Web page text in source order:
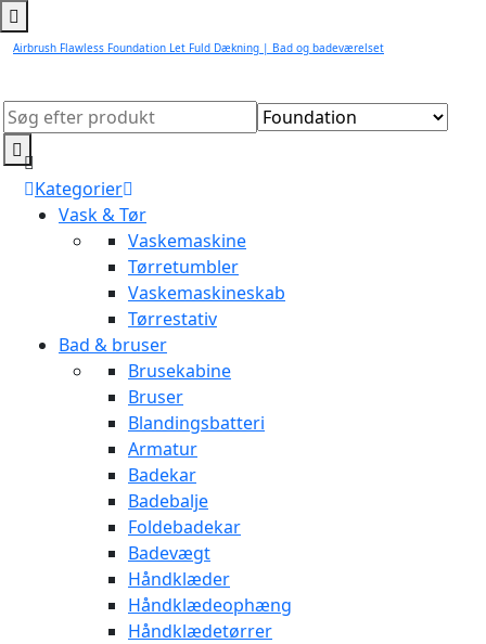
Airbrush Flawless Foundation Let Fuld Dækning | Bad og badeværelset
Kategorier
Vask & Tør
Vaskemaskine
Tørretumbler
Vaskemaskineskab
Tørrestativ
Bad & bruser
Brusekabine
Bruser
Blandingsbatteri
Armatur
Badekar
Badebalje
Foldebadekar
Badevægt
Håndklæder
Håndklædeophæng
Håndklædetørrer